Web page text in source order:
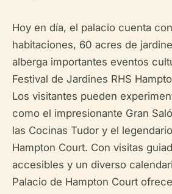
Hoy en día, el palacio cuenta
habitaciones, 60 acres de
alberga importantes eventos
Festival de Jardines RHS
Los visitantes pueden
como el impresionante Gran
las Cocinas Tudor y el
Hampton Court. Con visitas
accesibles y un diverso
Palacio de Hampton Court